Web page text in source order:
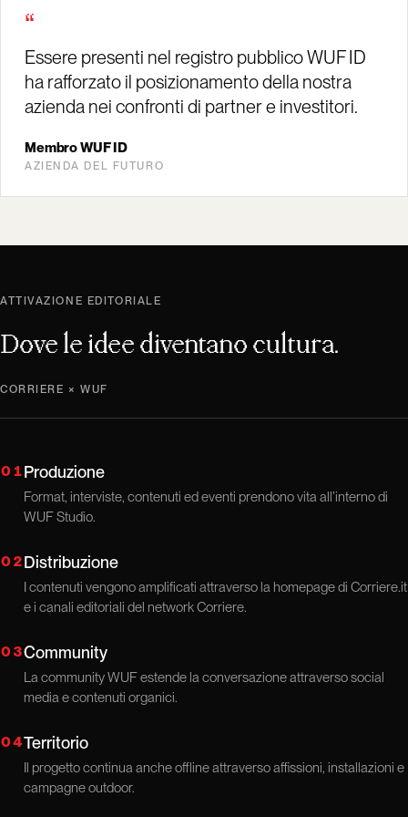
“
Essere presenti nel registro pubblico WUF ID
ha rafforzato il posizionamento della nostra
azienda nei confronti di partner e investitori.
Membro WUF ID
AZIENDA DEL FUTURO
ATTIVAZIONE EDITORIALE
Dove le idee diventano cultura.
CORRIERE × WUF
01Produzione
Format, interviste, contenuti ed eventi prendono vita all’interno di
WUF Studio.
02Distribuzione
I contenuti vengono amplificati attraverso la homepage di Corriere.it
e i canali editoriali del network Corriere.
03Community
La community WUF estende la conversazione attraverso social
media e contenuti organici.
04Territorio
Il progetto continua anche offline attraverso affissioni, installazioni e
campagne outdoor.